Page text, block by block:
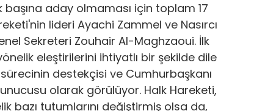
aday olmaması için toplam 17
lideri Ayachi Zammel ve Nasırcı
Sekreteri Zouhair Al-Maghzaoui. İlk
eleştirilerini ihtiyatlı bir şekilde dile
destekçisi ve Cumhurbaşkanı
olarak görülüyor. Halk Hareketi,
bazı tutumlarını değiştirmiş olsa da,